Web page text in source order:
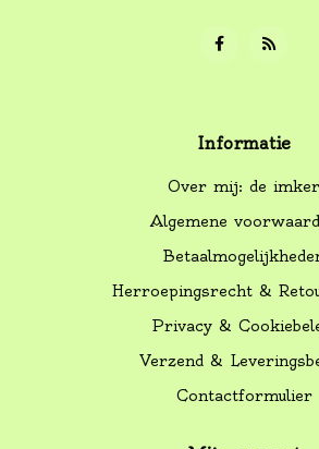
Informatie
Over mij: de imker
Algemene
Herroepingsrecht &
Privacy &
Verzend &
Contactformulier